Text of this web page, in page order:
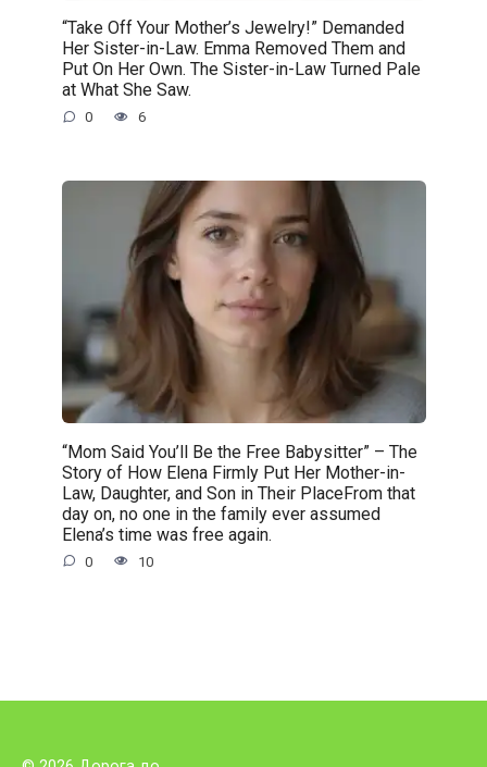
“Take Off Your Mother’s Jewelry!” Demanded
Her Sister-in-Law. Emma Removed Them and
Put On Her Own. The Sister-in-Law Turned Pale
at What She Saw.
0 6
“Mom Said You’ll Be the Free Babysitter” – The
Story of How Elena Firmly Put Her Mother-in-
Law, Daughter, and Son in Their PlaceFrom that
day on, no one in the family ever assumed
Elena’s time was free again.
0 10